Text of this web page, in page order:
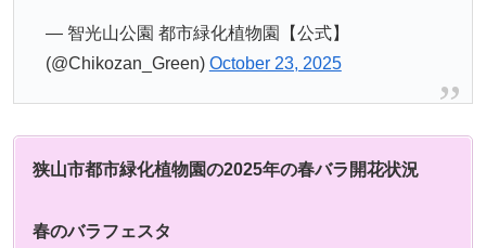
— 智光山公園 都市緑化植物園【公式】
(@Chikozan_Green) October 23, 2025
狭山市都市緑化植物園の2025年の春バラ開花状況
春のバラフェスタ